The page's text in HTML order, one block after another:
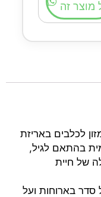
מוצר זה
לכלבים באריזת
בהתאם לגיל,
של חיית
סדר בארוחות ועל